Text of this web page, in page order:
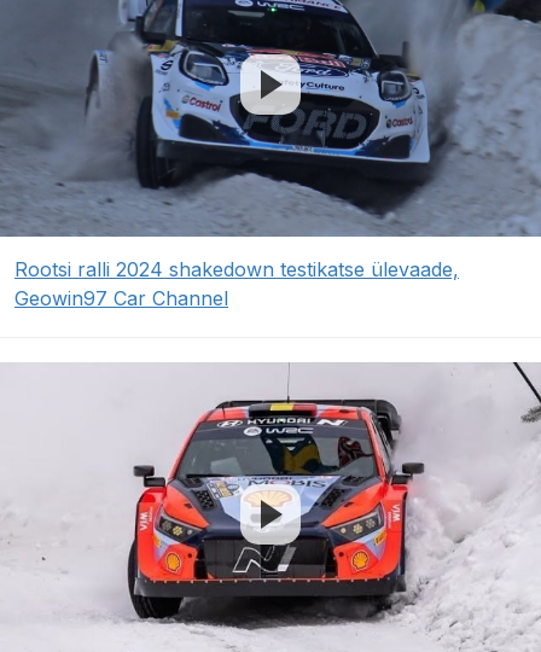
Rootsi ralli 2024 shakedown testikatse ülevaade,
Geowin97 Car Channel